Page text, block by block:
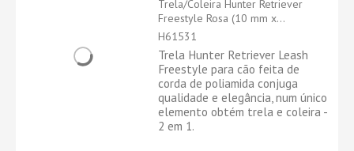
Trela/Coleira Hunter Retriever
Freestyle Rosa (10 mm x...
H61531
Trela Hunter Retriever Leash
Freestyle para cão feita de
corda de poliamida conjuga
qualidade e elegância, num único
elemento obtém trela e coleira -
2 em 1.